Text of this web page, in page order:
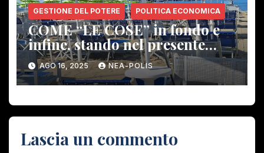
GESTIONE DEL POTERE POLITICA ECONOMICA
COME “LE COSE” in fondo e
infine, stando nel presente
regime, e contesto, vanno
“COMBINANDOSI” – PER IL
PEGGIO. La “FACCENDA DEI
BAGNI”
AGO 16, 2025 NEA-POLIS
Lascia un commento